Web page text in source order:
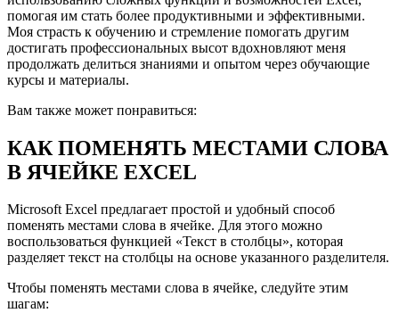
помогая им стать более продуктивными и эффективными.
Моя страсть к обучению и стремление помогать другим
достигать профессиональных высот вдохновляют меня
продолжать делиться знаниями и опытом через обучающие
курсы и материалы.
Вам также может понравиться:
КАК ПОМЕНЯТЬ МЕСТАМИ СЛОВА
В ЯЧЕЙКЕ EXCEL
Microsoft Excel предлагает простой и удобный способ
поменять местами слова в ячейке. Для этого можно
воспользоваться функцией «Текст в столбцы», которая
разделяет текст на столбцы на основе указанного разделителя.
Чтобы поменять местами слова в ячейке, следуйте этим
шагам: